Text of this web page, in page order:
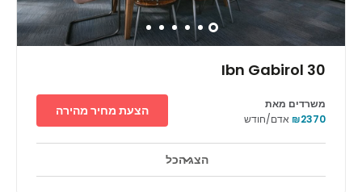
מעון יום לילדים
משרדים מאת
₪2370אדם/חודש
הצעת מחיר מהירה
הצג הכל